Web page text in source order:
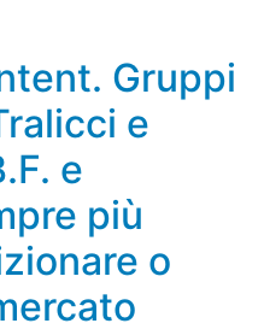
Gruppi
e
e
più
o